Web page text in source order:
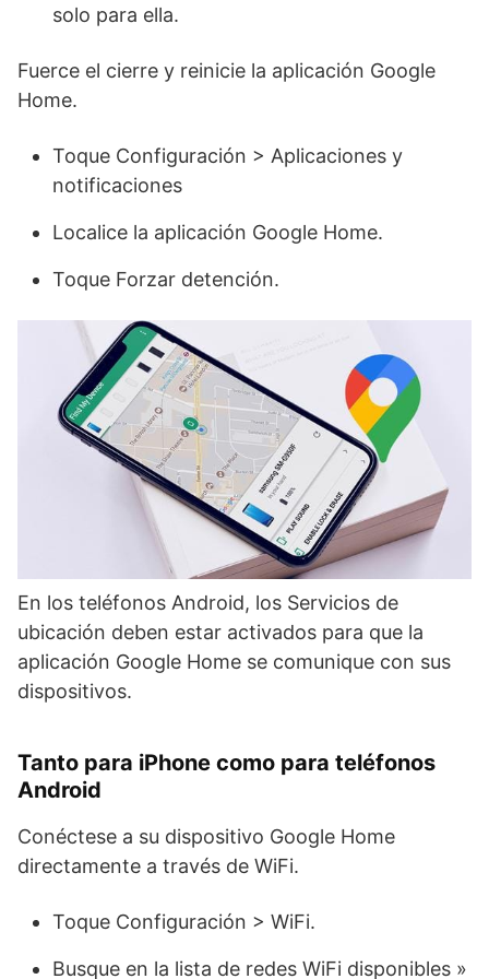
solo para ella.
Fuerce el cierre y reinicie la aplicación Google
Home.
Toque Configuración > Aplicaciones y
notificaciones
Localice la aplicación Google Home.
Toque Forzar detención.
En los teléfonos Android, los Servicios de
ubicación deben estar activados para que la
aplicación Google Home se comunique con sus
dispositivos.
Tanto para iPhone como para teléfonos
Android
Conéctese a su dispositivo Google Home
directamente a través de WiFi.
Toque Configuración > WiFi.
Busque en la lista de redes WiFi disponibles »